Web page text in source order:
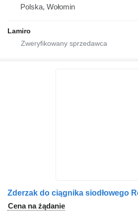
Polska, Wołomin
Lamiro
Zderzak do ciągnika siodłowego
Cena na żądanie